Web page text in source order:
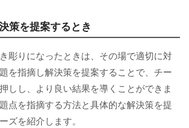
策を提案するとき
彫りになったときは、その場で適切に対
を指摘し解決策を提案することで、チー
しし、より良い結果を導くことができま
点を指摘する方法と具体的な解決策を提
ズを紹介します。